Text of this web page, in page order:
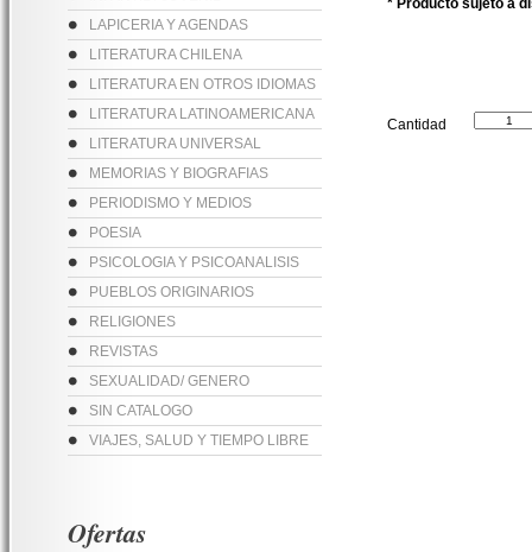
LAPICERIA Y AGENDAS
LITERATURA CHILENA
LITERATURA EN OTROS IDIOMAS
LITERATURA LATINOAMERICANA
LITERATURA UNIVERSAL
MEMORIAS Y BIOGRAFIAS
PERIODISMO Y MEDIOS
POESIA
PSICOLOGIA Y PSICOANALISIS
PUEBLOS ORIGINARIOS
RELIGIONES
REVISTAS
SEXUALIDAD/ GENERO
SIN CATALOGO
VIAJES, SALUD Y TIEMPO LIBRE
* Producto sujeto a
Cantidad
Ofertas